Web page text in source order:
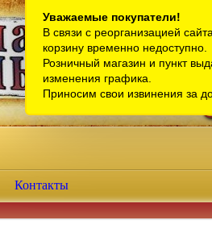
Контакты
Уважаемые покупатели!
В связи с реорганизацией
корзину временно недоступно.
Розничный магазин и пункт
изменения графика.
Приносим свои извинения за